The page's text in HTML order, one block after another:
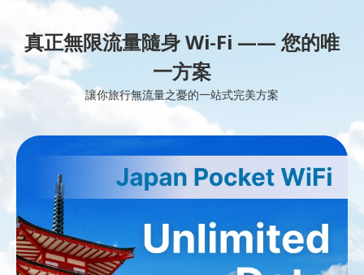
真正無限流量隨身 Wi-Fi —— 您的唯
一方案
讓你旅行無流量之憂的一站式完美方案